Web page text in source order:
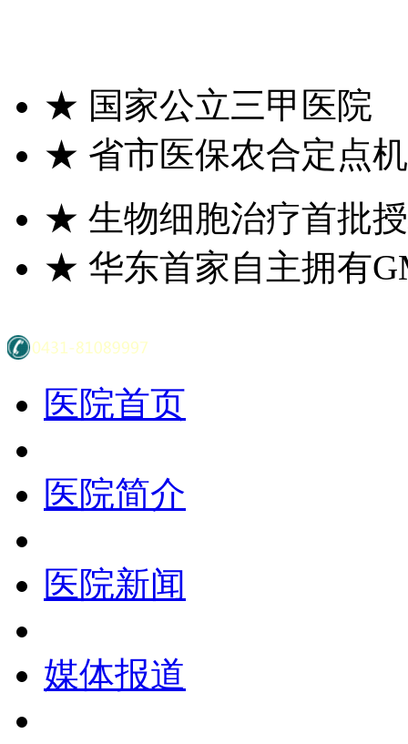
★ 国家公立三甲医院
★ 省市医保农合定点
★ 生物细胞治疗首批
★ 华东首家自主拥有
医院首页
医院简介
医院新闻
媒体报道